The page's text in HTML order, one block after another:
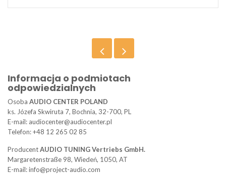
Informacja o podmiotach
odpowiedzialnych
Osoba AUDIO CENTER POLAND
ks. Józefa Skwiruta 7, Bochnia, 32-700, PL
E-mail: audiocenter@audiocenter.pl
Telefon: +48 12 265 02 85
ProducentAUDIO TUNING Vertriebs GmbH.
Margaretenstraße 98, Wiedeń, 1050, AT
E-mail: info@project-audio.com